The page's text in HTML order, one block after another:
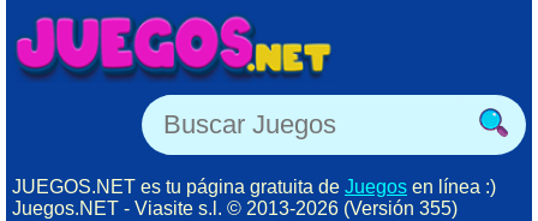
JUEGOS.NET es tu página gratuita de Juegos en línea :)
Juegos.NET - Viasite s.l. © 2013-2026 (Versión 355)